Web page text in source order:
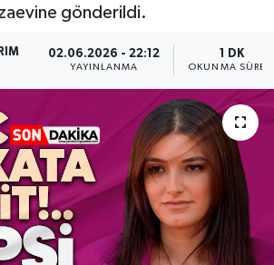
gönderildi.
02.06.2026 - 22:12
YAYINLANMA
1 DK
OKUNMA